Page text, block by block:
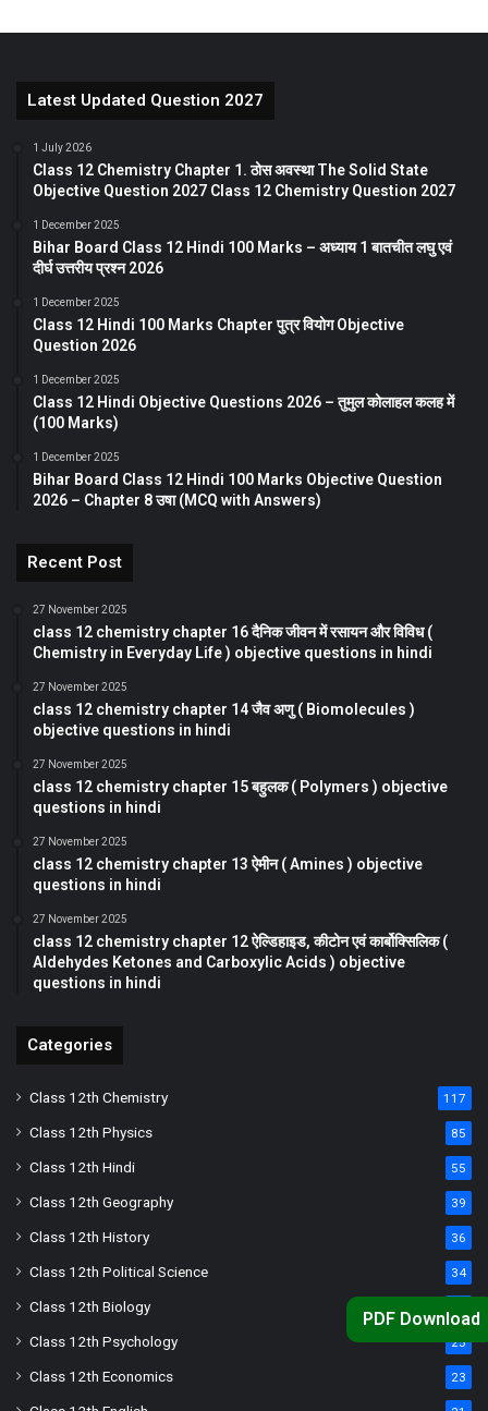
Latest Updated Question 2027
1 July 2026
Class 12 Chemistry Chapter 1. ठोस अवस्था The Solid State
Objective Question 2027 Class 12 Chemistry Question 2027
1 December 2025
Bihar Board Class 12 Hindi 100 Marks – अध्याय 1 बातचीत लघु एवं
दीर्घ उत्तरीय प्रश्न 2026
1 December 2025
Class 12 Hindi 100 Marks Chapter पुत्र वियोग Objective
Question 2026
1 December 2025
Class 12 Hindi Objective Questions 2026 – तुमुल कोलाहल कलह में
(100 Marks)
1 December 2025
Bihar Board Class 12 Hindi 100 Marks Objective Question
2026 – Chapter 8 उषा (MCQ with Answers)
Recent Post
27 November 2025
class 12 chemistry chapter 16 दैनिक जीवन में रसायन और विविध (
Chemistry in Everyday Life ) objective questions in hindi
27 November 2025
class 12 chemistry chapter 14 जैव अणु ( Biomolecules )
objective questions in hindi
27 November 2025
class 12 chemistry chapter 15 बहुलक ( Polymers ) objective
questions in hindi
27 November 2025
class 12 chemistry chapter 13 ऐमीन ( Amines ) objective
questions in hindi
27 November 2025
class 12 chemistry chapter 12 ऐल्डिहाइड, कीटोन एवं कार्बोक्सिलिक (
Aldehydes Ketones and Carboxylic Acids ) objective
questions in hindi
Categories
Class 12th Chemistry 117
Class 12th Physics 85
Class 12th Hindi 55
Class 12th Geography 39
Class 12th History 36
Class 12th Political Science 34
Class 12th Biology
Class 12th Psychology 25
Class 12th Economics 23
PDF Download